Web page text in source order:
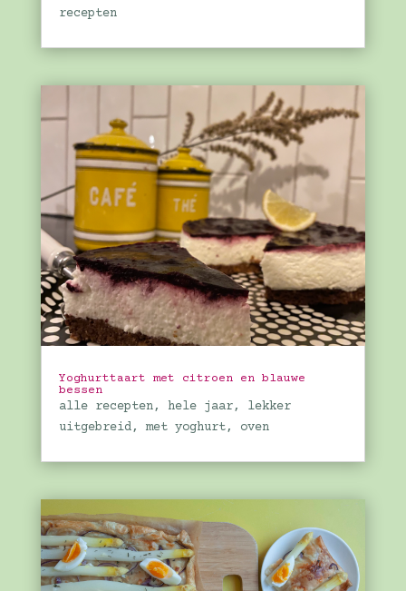
recepten
Yoghurttaart met citroen en blauwe
bessen
alle recepten, hele jaar, lekker
uitgebreid, met yoghurt, oven